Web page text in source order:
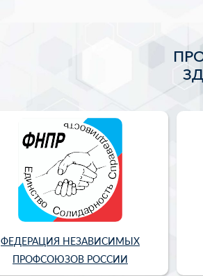
ФЕДЕРАЦИЯ НЕЗАВИСИМЫХ
ПРОФСОЮЗОВ РОССИИ